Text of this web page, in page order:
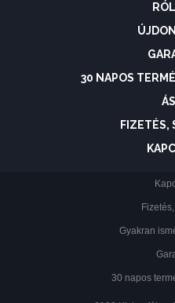
30 NAPOS
FIZETÉS,
Gyakran
30 napos